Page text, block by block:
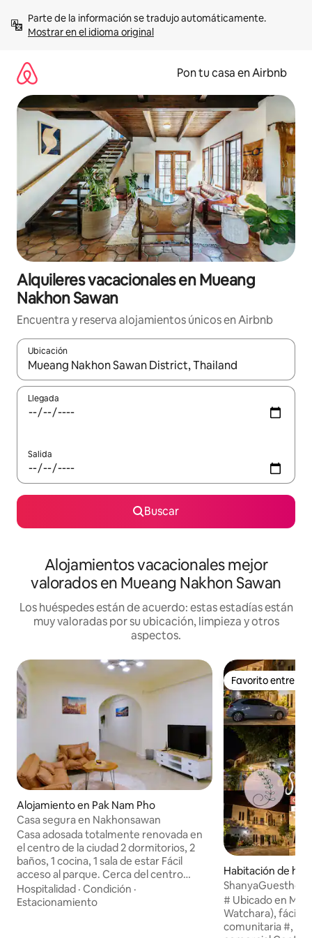
contenidoMostrar en el idioma original
Pon tu casa en Airbnb
Alquileres vacacionales en Mueang
Nakhon Sawan
Encuentra y reserva alojamientos únicos en Airbnb
Ubicación
Cuando los resultados estén disponibles, navega con las
Llegada
Salida
Buscar
Alojamientos vacacionales mejor
valorados en Mueang Nakhon Sawan
Los huéspedes están de acuerdo: estas estadías están
muy valoradas por su ubicación, limpieza y otros
aspectos.
Alojamiento en Pak Nam Pho
Casa segura en Nakhonsawan
Casa adosada totalmente renovada en
el centro de la ciudad 2 dormitorios, 2
baños, 1 cocina, 1 sala de estar Fácil
acceso al parque. Cerca del centro
comercial Central Cerca del hospital
Cerca de entretenimiento Cerca de
Hospitalidad · Condición ·
Estacionamiento
Favorito entre
Favorito entre
Habitación de
# Ubicado en
Watchara), fácil
comunitaria #, a